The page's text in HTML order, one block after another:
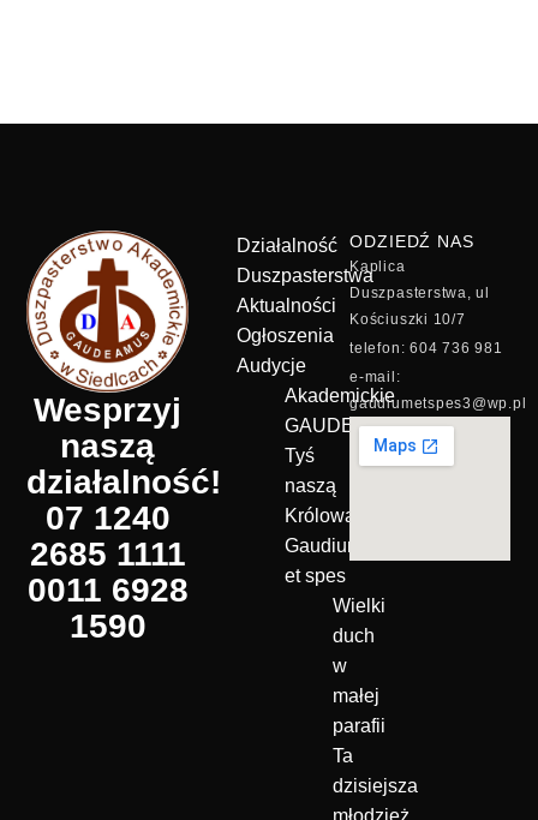
Wesprzyj
naszą
działalność!
07 1240
2685 1111
0011 6928
1590
Działalność
Duszpasterstwa
Aktualności
Ogłoszenia
Audycje
Akademickie
GAUDEAMUS
Tyś
naszą
Królową!
Gaudium
et spes
Wielki
duch
w
małej
parafii
Ta
dzisiejsza
ODZIEDŹ NAS
Kaplica
Duszpasterstwa, ul
Kościuszki 10/7
telefon: 604 736 981
e-mail:
gaudiumetspes3@wp.pl